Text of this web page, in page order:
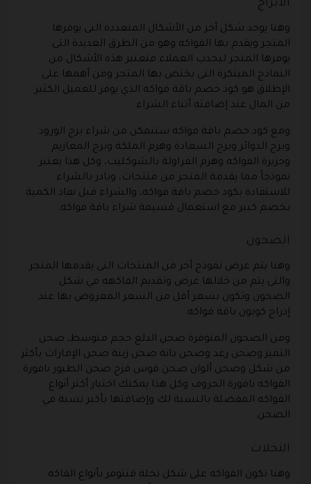
الأبراج
وهنا يوجد شكل أخر من الأشكال المتعددة التى يوفرها
المتجر ويقدم بها الفواكه وهو من الطرق العديدة التى
يوفرها المتجر ليجذب العملاء فتعتبر هذه الأشكال من
النماذج المبتكرة التى يختص بها المتجر ومن أهمها على
الإطلاق هو كود خصم باقة فواكه الذي يوفر للعميل الكثير
من المال عند إضافته أثناء الشراء.
ومع كود خصم باقة فواكه ستتمكن من شراء برج الورود
وبرج الدوائر وبرج السعادة وهرم الملكة وبرج المعازيم
وجزيرة الفواكه وهرم الفراولة بالشوكليت، وكل هذا يعتبر
نموذجاً مما يقدمة المتجر من منتجات، وبادر بالشراء
للاستفادة بكود خصم باقة فواكه، والشراء قبل نفاذ الكمية
بخصم كبير مع استعمال قسيمة شراء باقة فواكه.
الصحون
وهنا يتم عرض نموذج أخر من المنتجات التى يقدمها المتجر
والتى يتم من خلالها عرض وتقديم الفاكهه في شكل
الصحون وتكون بسعر أقل من السعر المعروض بها عند
إدراج كوبون باقة فواكه.
ومن الصحون المتوفرة صحن الدلع حجم متوسط، صحن
التميز وصحن رغد وصحن دانة صحن زينة صحن الإمارات بأكثر
من شكل وصحن ألوان صحن قوس قزح صحن الطيور نافورة
الفواكه نافورة الحروف وكل هذا يمكنك اختيار أكثر أنواع
الفواكه المفضلة بالنسبة لك وإضافتها بأكبر نسبة في
الصحن.
النخلات
وهنا تكون الفواكه على شكل نخلة فتتوفر بأنواع الفاكه